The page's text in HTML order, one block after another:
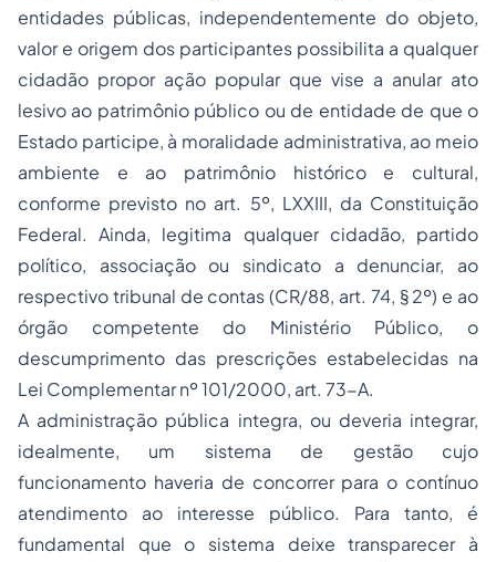
entidades públicas, independentemente do objeto,
valor e origem dos participantes possibilita a qualquer
cidadão propor ação popular que vise a anular ato
lesivo ao patrimônio público ou de entidade de que o
Estado participe, à moralidade administrativa, ao meio
ambiente e ao patrimônio histórico e cultural,
conforme previsto no art. 5º, LXXIII, da Constituição
Federal. Ainda, legitima qualquer cidadão, partido
político, associação ou sindicato a denunciar, ao
respectivo tribunal de contas (CR/88, art. 74, § 2º) e ao
órgão competente do Ministério Público, o
descumprimento das prescrições estabelecidas na
Lei Complementar nº 101/2000, art. 73-A.
A administração pública integra, ou deveria integrar,
idealmente, um sistema de gestão cujo
funcionamento haveria de concorrer para o contínuo
atendimento ao interesse público. Para tanto, é
fundamental que o sistema deixe transparecer à